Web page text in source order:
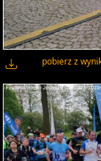
pobierz z